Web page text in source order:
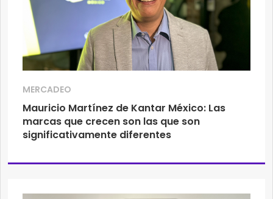
MERCADEO
Mauricio Martínez de Kantar México: Las
marcas que crecen son las que son
significativamente diferentes